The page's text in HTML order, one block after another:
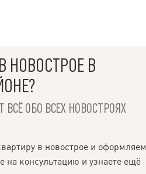
НОВОСТРОЕ В
ВСЁ ОБО ВСЕХ НОВОСТРОЯХ
в новострое и оформляем
на консультацию и узнаете ещё